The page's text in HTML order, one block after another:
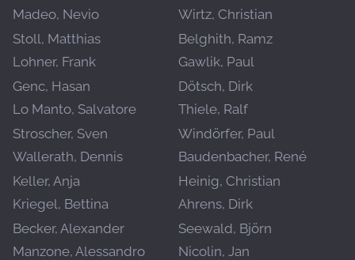
Madeo, Nevio
Wirtz, Christian
Stoll, Matthias
Lohner, Frank
Belghith, Ramz
Gawlik, Paul
Genc, Hasan
Lo Manto, Salvatore
Dötsch, Dirk
Thiele, Ralf
Stroscher, Sven
Wallerath, Dennis
Windörfer, Paul
Baudenbacher, René
Keller, Anja
Kriegel, Bettina
Heinig, Christian
Ahrens, Dirk
Becker, Alexander
Manzone, Alessandro
Seewald, Björn
Nicolin, Jan